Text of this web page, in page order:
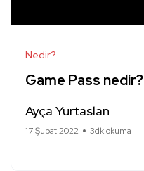
Nedir?
Game Pass nedir?
Ayça Yurtaslan
17 Şubat 2022 3dk okuma